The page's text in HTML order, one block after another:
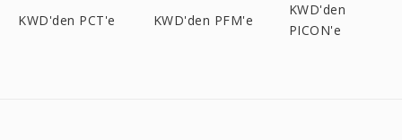
KWD'den PCT'e KWD'den PFM'e
KWD'den
PICON'e